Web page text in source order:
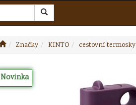
Značky KINTO cestovní termosky
Novinka